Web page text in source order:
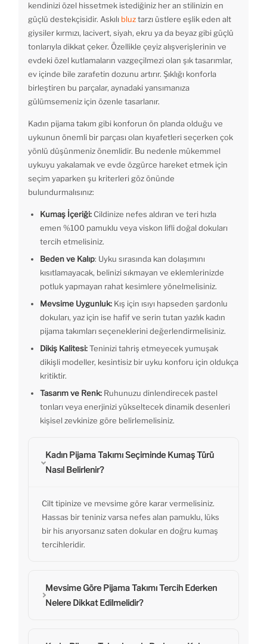
kendinizi özel hissetmek istediğiniz her an stilinizin en
güçlü destekçisidir. Askılı bluztarzı üstlere eşlik eden alt
giysiler kırmızı, lacivert, siyah, ekru ya da beyaz gibi güçlü
tonlarıyla dikkat çeker. Özellikle çeyiz alışverişlerinin ve
evdeki özel kutlamaların vazgeçilmezi olan şık tasarımlar,
ev içinde bile zarafetin dozunu artırır. Şıklığı konforla
birleştiren bu parçalar, aynadaki yansımanıza
gülümsemeniz için özenle tasarlanır.
Kadın pijama takım gibi konforun ön planda olduğu ve
uykunun önemli bir parçası olan kıyafetleri seçerken çok
yönlü düşünmeniz önemlidir. Bu nedenle mükemmel
uykuyu yakalamak ve evde özgürce hareket etmek için
seçim yaparken şu kriterleri göz önünde
bulundurmalısınız:
Kumaş İçeriği: Cildinize nefes aldıran ve teri hızla
emen %100 pamuklu veya viskon lifli doğal dokuları
tercih etmelisiniz.
Beden ve Kalıp: Uyku sırasında kan dolaşımını
kısıtlamayacak, belinizi sıkmayan ve eklemlerinizde
potluk yapmayan rahat kesimlere yönelmelisiniz.
Mevsime Uygunluk: Kış için ısıyı hapseden şardonlu
dokuları, yaz için ise hafif ve serin tutan yazlık kadın
pijama takımları seçeneklerini değerlendirmelisiniz.
Dikiş Kalitesi:Teninizi tahriş etmeyecek yumuşak
dikişli modeller, kesintisiz bir uyku konforu için oldukça
kritiktir.
Tasarım ve Renk: Ruhunuzu dinlendirecek pastel
tonları veya enerjinizi yükseltecek dinamik desenleri
kişisel zevkinize göre belirlemelisiniz.
Kadın Pijama Takımı Seçiminde Kumaş Türü
Nasıl Belirlenir?
Cilt tipinize ve mevsime göre karar vermelisiniz.
Hassas bir teniniz varsa nefes alan pamuklu, lüks
bir his arıyorsanız saten dokular en doğru kumaş
tercihleridir.
Mevsime Göre Pijama Takımı Tercih Ederken
Nelere Dikkat Edilmelidir?